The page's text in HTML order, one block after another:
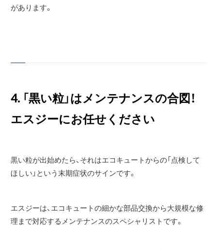
があります。
4. 「黒い粒」はメンテナンスの合図！
エスジーにお任せください
黒い粒が出始めたら、それはエコキュートからの「点検して
ほしい」という末期症状のサインです。
エスジーは、エコキュートの細かな部品交換から大規模な修
理まで対応するメンテナンスのスペシャリストです。